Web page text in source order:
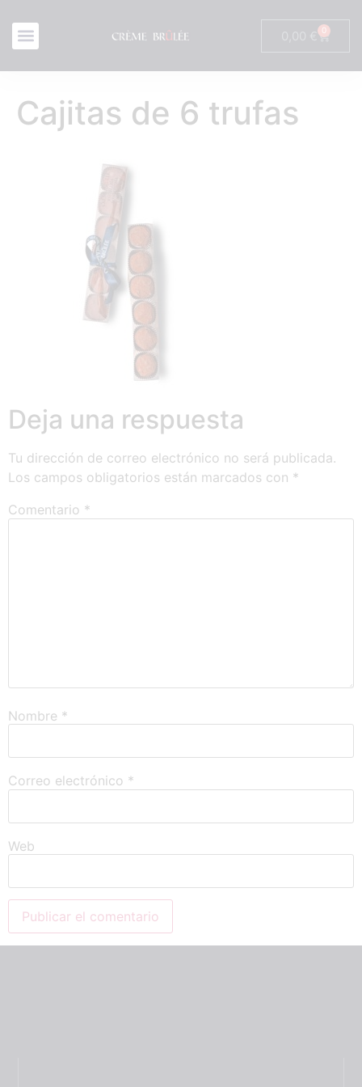
0
Cajitas de 6 trufas
Deja una respuesta
Tu dirección de correo electrónico no será publicada.
Los campos obligatorios están marcados con *
Comentario *
Nombre *
Correo electrónico *
Web